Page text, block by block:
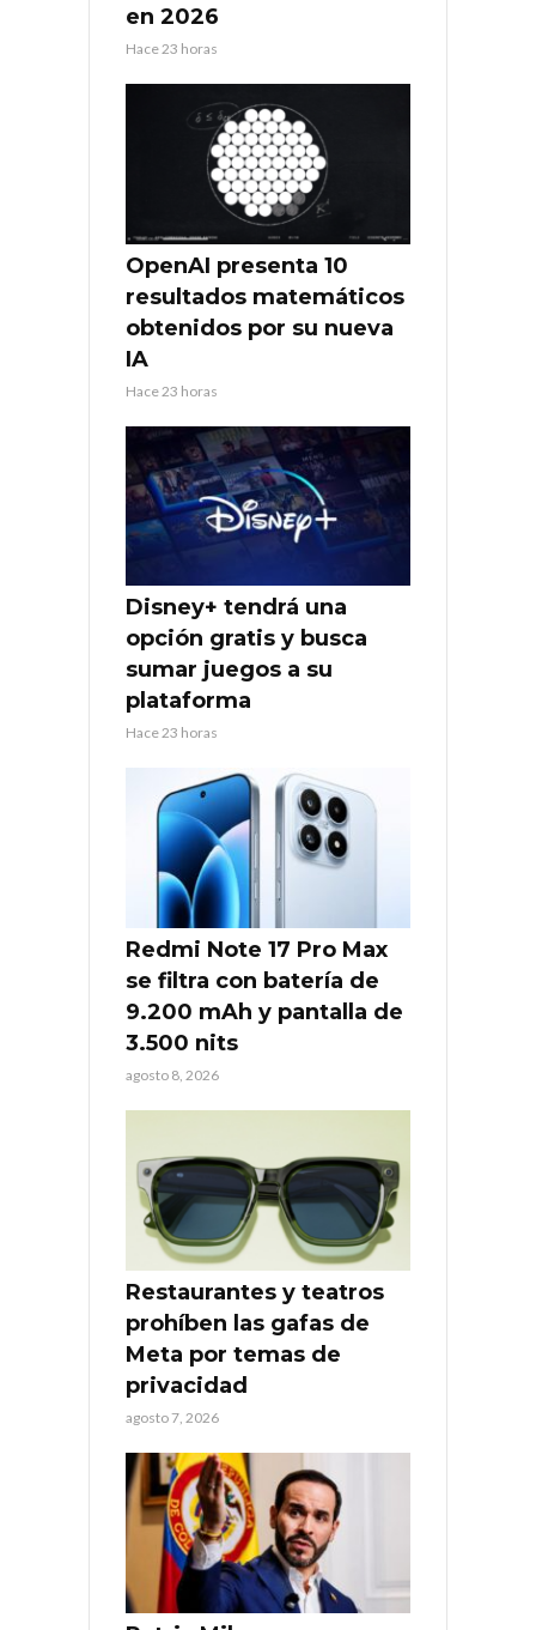
en 2026
Hace 23 horas
OpenAI presenta 10
resultados matemáticos
obtenidos por su nueva
IA
Hace 23 horas
Disney+ tendrá una
opción gratis y busca
sumar juegos a su
plataforma
Hace 23 horas
Redmi Note 17 Pro Max
se filtra con batería de
9.200 mAh y pantalla de
3.500 nits
agosto 8, 2026
Restaurantes y teatros
prohíben las gafas de
Meta por temas de
privacidad
agosto 7, 2026